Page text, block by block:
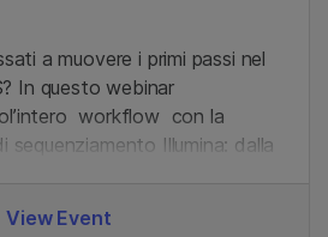
a muovere i primi passi nel
In questo webinar
workflow con la
sequenziamento Illumina: dalla
View Event